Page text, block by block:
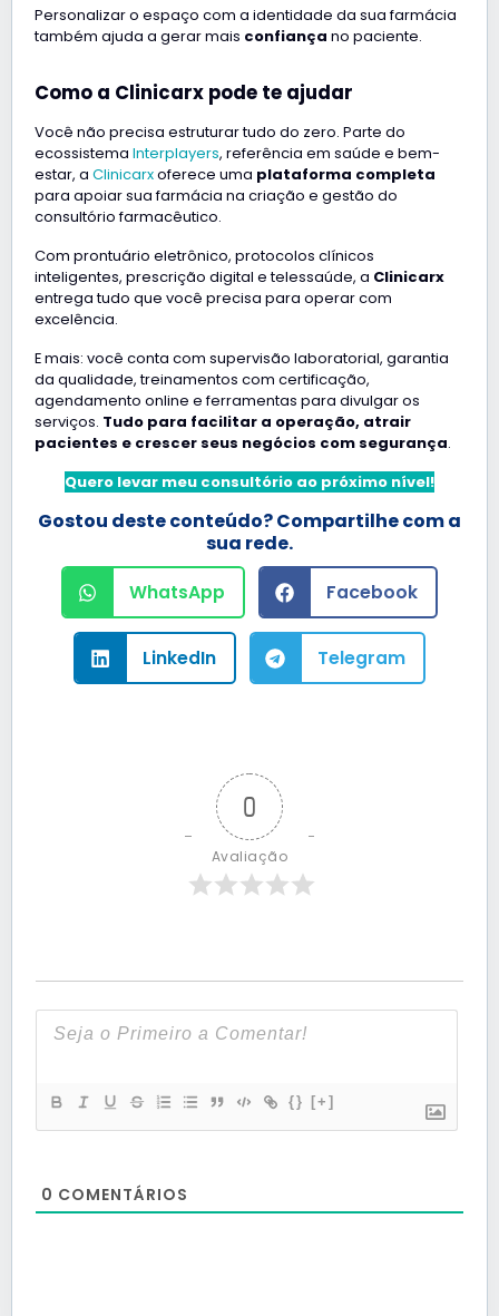
Personalizar o espaço com a identidade da sua farmácia
também ajuda a gerar mais confiança no paciente.
Como a Clinicarx pode te ajudar
Você não precisa estruturar tudo do zero. Parte do
ecossistema Interplayers, referência em saúde e bem-
estar, a Clinicarxoferece uma plataforma completa
para apoiar sua farmácia na criação e gestão do
consultório farmacêutico.
Com prontuário eletrônico, protocolos clínicos
inteligentes, prescrição digital e telessaúde, a Clinicarx
entrega tudo que você precisa para operar com
excelência.
E mais: você conta com supervisão laboratorial, garantia
da qualidade, treinamentos com certificação,
agendamento online e ferramentas para divulgar os
serviços. Tudo para facilitar a operação, atrair
pacientes e crescer seus negócios com segurança.
Quero levar meu consultório ao próximo nível!
Gostou deste conteúdo? Compartilhe com a
sua rede.
WhatsApp
Facebook
LinkedIn Telegram
0
Avaliação
{} [+]
0 COMENTÁRIOS